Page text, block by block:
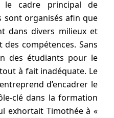
le cadre principal de
sont organisés afin que
dans divers milieux et
compétences. Sans
des étudiants pour le
à fait inadéquate. Le
d’encadrer le
clé dans la formation
exhortait Timothée à «